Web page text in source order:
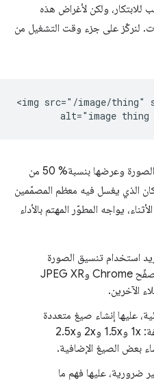
ولكن لأغراض هذه
لنركّز على جزء وقت التشغيل من
<img src="/image/thing"
الغرض من التطبيق بسيط جدًا: جلب الصورة وعرضها بنسبة% 50 من
الذي يغسل فيه معظم المصمّمين
يواجه المطوّر المهتم بالأداء
استخدام تنسيق الصورة
الأمثل لكل عميل: WebP لمتصفّح Chrome وJPEG XR
عليها إنشاء صيغ متعددة
لكل صورة بدرجات دقة مختلفة: 1x و1.5x و2x و2.5x
عليها فهم ما